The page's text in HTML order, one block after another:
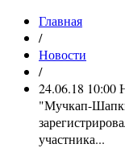
Главная
/
Новости
/
24.06.18 10:00
"Мучкап-
участника...